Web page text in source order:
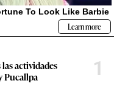
actividades
Pucallpa
1